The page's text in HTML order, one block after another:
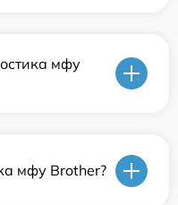
мфу
мфу Brother?